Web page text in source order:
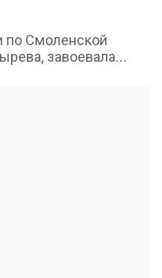
Смоленской
завоевала...